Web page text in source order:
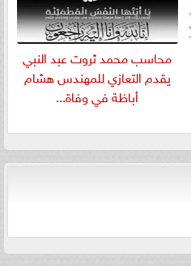
​محاسب محمد ثروت عبد النبي
يقدم التعازي للمهندس هشام
أباظة في وفاة...